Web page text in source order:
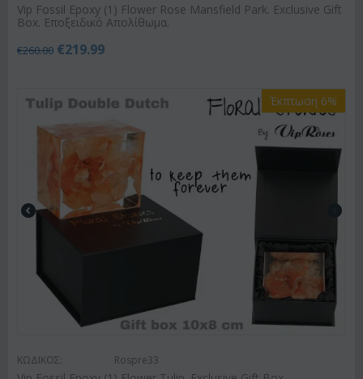
Vip Fossil Epoxy (1) Flower Rose Mansfield Park. Exclusive Gift
Box. Εποξειδικό Απολίθωμα.
€260.00 €219.99
Έκπτωση 6%
ΚΩΔΙΚΟΣ: Rospre33